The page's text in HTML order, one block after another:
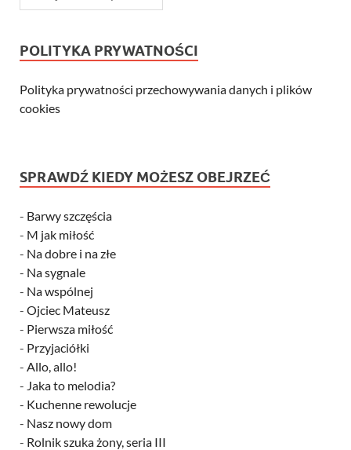
POLITYKA PRYWATNOŚCI
Polityka prywatności przechowywania danych i plików
cookies
SPRAWDŹ KIEDY MOŻESZ OBEJRZEĆ
- Barwy szczęścia
- M jak miłość
- Na dobre i na złe
- Na sygnale
- Na wspólnej
- Ojciec Mateusz
- Pierwsza miłość
- Przyjaciółki
- Allo, allo!
- Jaka to melodia?
- Kuchenne rewolucje
- Nasz nowy dom
- Rolnik szuka żony, seria III